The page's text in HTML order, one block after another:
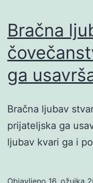
Bračna
ga
Bračna ljubav
prijateljska ga
ljubav kvari ga i
Objavljeno 16. ožujka